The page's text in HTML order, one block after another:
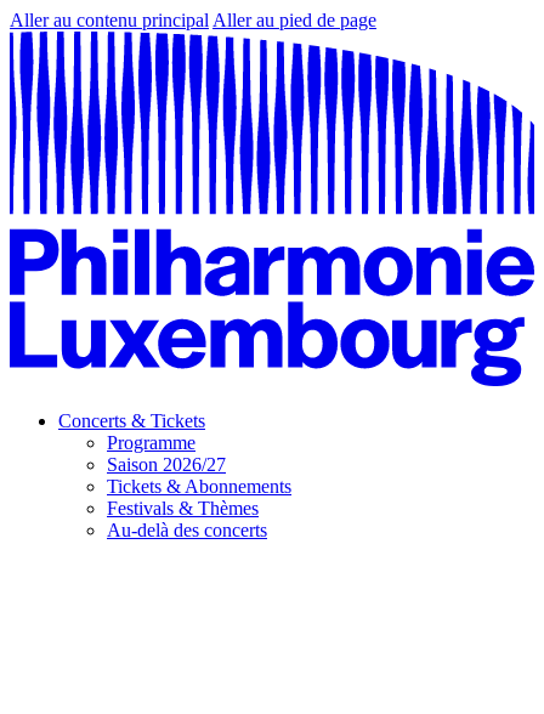
Aller au contenu principal Aller au pied de page
Concerts & Tickets
Programme
Saison 2026/27
Tickets & Abonnements
Festivals & Thèmes
Au-delà des concerts